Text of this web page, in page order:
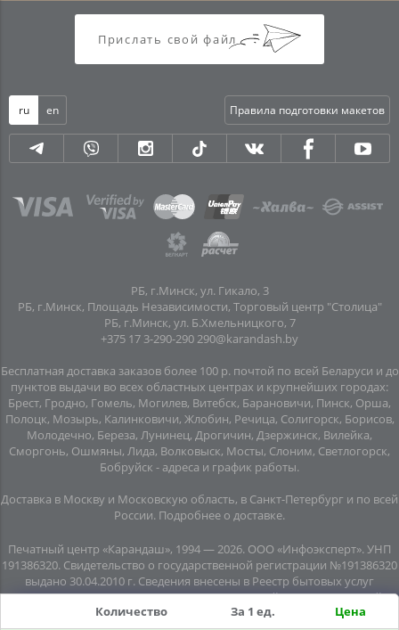
Количество За 1 ед. Цена
Прислать свой файл
ru en Правила подготовки макетов
РБ, г.Минск, ул. Гикало, 3
РБ, г.Минск, Площадь Независимости, Торговый центр "Столица"
РБ, г.Минск, ул. Б.Хмельницкого, 7
+375 17 3-290-290 290@karandash.by
Бесплатная доставка заказов более 100 р. почтой по всей Беларуси и до
пунктов выдачи во всех областных центрах и крупнейших городах:
Брест, Гродно, Гомель, Могилев, Витебск, Барановичи, Пинск, Орша,
Полоцк, Мозырь, Калинковичи, Жлобин, Речица, Солигорск, Борисов,
Молодечно, Береза, Лунинец, Дрогичин, Дзержинск, Вилейка,
Сморгонь, Ошмяны, Лида, Волковыск, Мосты, Слоним, Светлогорск,
Бобруйск - адреса и график работы.
Доставка в Москву и Московскую область, в Санкт-Петербург и по всей
Росcии. Подробнее о доставке.
Печатный центр «Карандаш», 1994 — 2026. ООО «Инфоэксперт». УНП
191386320. Свидетельство о государственной регистрации №191386320
выдано 30.04.2010 г. Сведения внесены в Реестр бытовых услуг
08.06.2015г. (свидетельство №20445). Почтовый адрес: подземный
переход №8, помещение №7, пл. Независимости, г. Минск, 220030.